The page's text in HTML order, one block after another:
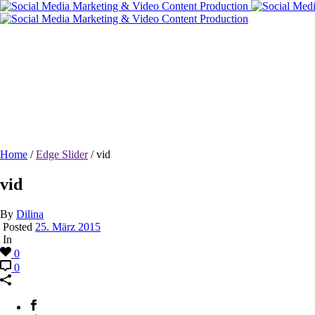
Home /Edge Slider/ vid
vid
By Dilina
Posted 25. März 2015
In
0
0